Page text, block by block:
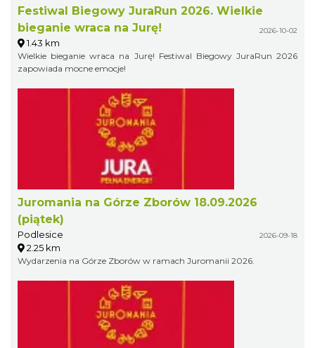
Festiwal Biegowy JuraRun 2026. Wielkie
bieganie wraca na Jurę!
2026-10-02
1.43 km
Wielkie bieganie wraca na Jurę! Festiwal Biegowy JuraRun 2026
zapowiada mocne emocje!
Juromania na Górze Zborów 18.09.2026
(piątek)
Podlesice 2026-09-18
2.25 km
Wydarzenia na Górze Zborów w ramach Juromanii 2026.